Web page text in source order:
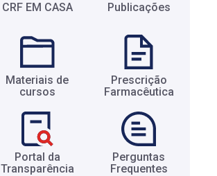
CRF EM CASA Publicações
Materiais de
cursos​
Prescrição
Farmacêutica​
Portal da
Transparência​
Perguntas
Frequentes​